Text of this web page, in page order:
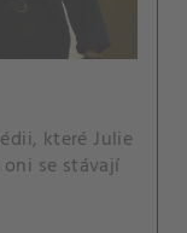
které Julie
se stávají